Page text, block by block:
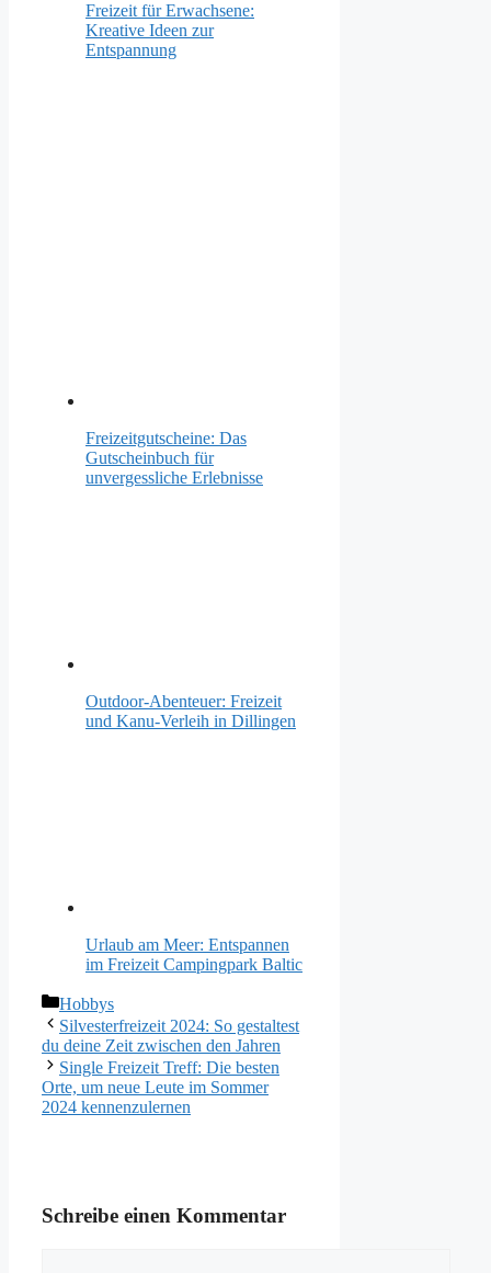
Freizeit für Erwachsene:
Kreative Ideen zur
Entspannung
Freizeitgutscheine: Das
Gutscheinbuch für
unvergessliche Erlebnisse
Outdoor-Abenteuer: Freizeit
und Kanu-Verleih in Dillingen
Urlaub am Meer: Entspannen
im Freizeit Campingpark Baltic
Kategorien
Hobbys
Silvesterfreizeit 2024: So gestaltest
du deine Zeit zwischen den Jahren
Single Freizeit Treff: Die besten
Orte, um neue Leute im Sommer
2024 kennenzulernen
Schreibe einen Kommentar